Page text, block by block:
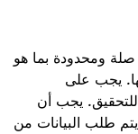
صلة ومحدودة بما هو
يجب على
يجب أن
طلب البيانات من